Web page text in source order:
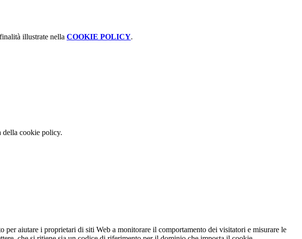
illustrate nella COOKIE POLICY.
della cookie policy.
aiutare i proprietari di siti Web a monitorare il comportamento dei visitatori e misurare le